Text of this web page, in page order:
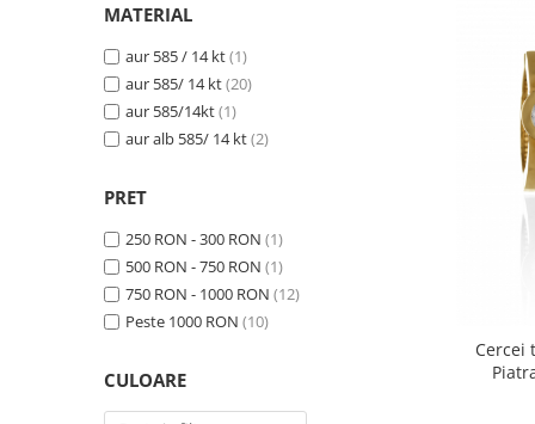
tip ''cerc''
surub(1)
MATERIAL
aur 585 / 14 kt(1)
aur 585/ 14 kt(20)
aur 585/14kt(1)
aur alb 585/ 14 kt(2)
PRET
250 RON - 300 RON (1)
500 RON - 750 RON (1)
750 RON - 1000 RON (12)
Peste 1000 RON (10)
CULOARE
Cercei